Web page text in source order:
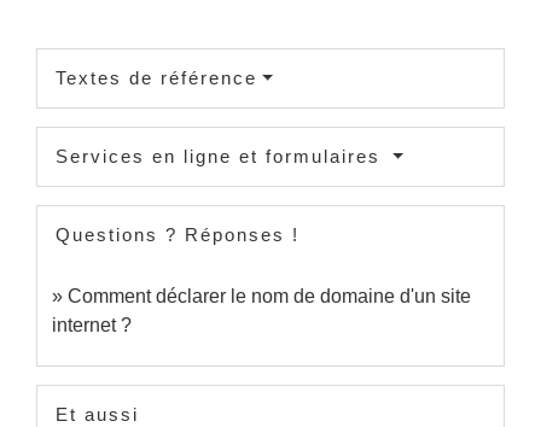
Textes de référence
Services en ligne et formulaires
Questions ? Réponses !
Comment déclarer le nom de domaine d'un site
internet ?
Et aussi